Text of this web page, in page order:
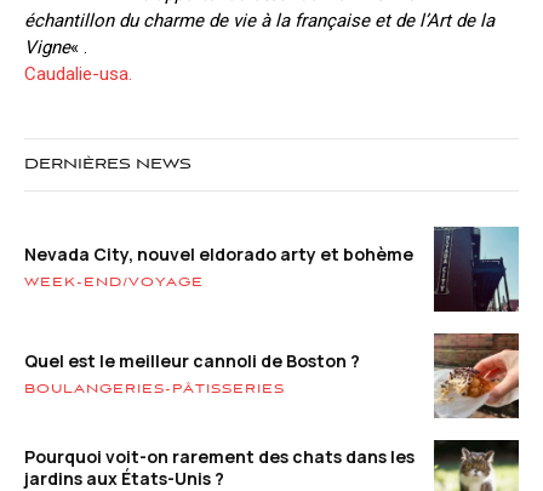
échantillon du charme de vie à la française et de l’Art de la
Vigne« .
Caudalie-usa.
DERNIÈRES NEWS
Nevada City, nouvel eldorado arty et bohème
WEEK-END/VOYAGE
Quel est le meilleur cannoli de Boston ?
BOULANGERIES-PÂTISSERIES
Pourquoi voit-on rarement des chats dans les
jardins aux États-Unis ?